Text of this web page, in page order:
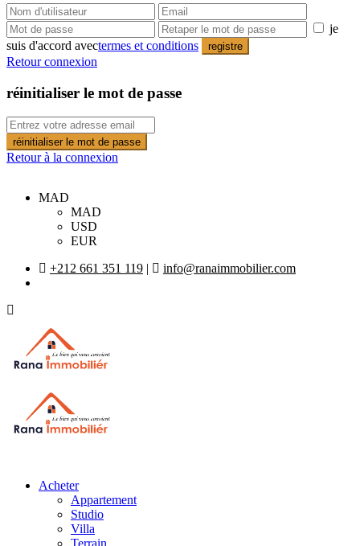
je
suis d'accord avectermes et conditions registre
Retour connexion
réinitialiser le mot de passe
réinitialiser le mot de passe
Retour à la connexion
MAD
MAD
USD
EUR
+212 661 351 119 | info@ranaimmobilier.com
Acheter
Appartement
Studio
Villa